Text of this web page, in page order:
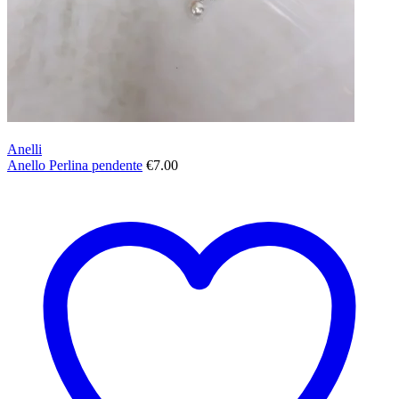
Anelli
Anello Perlina pendente €7.00